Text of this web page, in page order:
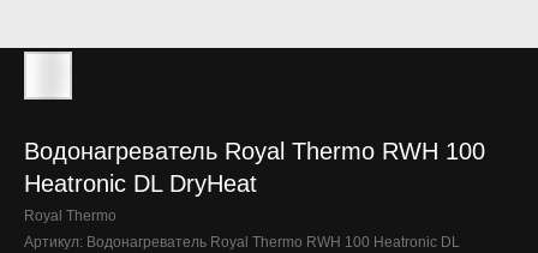
Водонагреватель Royal Thermo RWH 100
Heatronic DL DryHeat
Royal Thermo
Артикул: Водонагреватель Royal Thermo RWH 100 Heatronic DL